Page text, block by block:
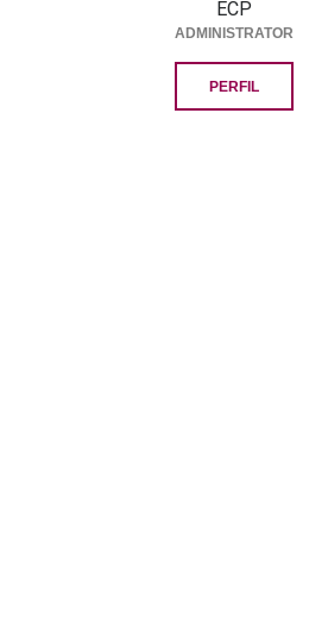
ECP
ADMINISTRATOR
PERFIL